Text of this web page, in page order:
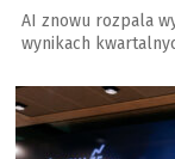
AI znowu rozpala
wynikach
a